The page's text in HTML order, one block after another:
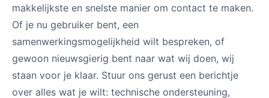
makkelijkste en snelste manier om contact te maken.
Of je nu gebruiker bent, een
samenwerkingsmogelijkheid wilt bespreken, of
gewoon nieuwsgierig bent naar wat wij doen, wij
staan voor je klaar. Stuur ons gerust een berichtje
over alles wat je wilt: technische ondersteuning,